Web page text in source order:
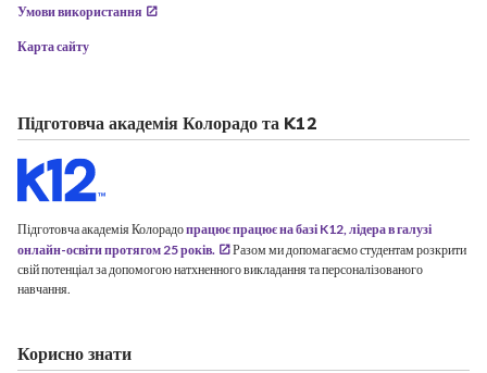
Умови використання
Карта сайту
Підготовча академія Колорадо та K12
Підготовча академія Колорадопрацює працює на базі K12, лідера в галузі
онлайн-освіти протягом 25 років.
Разом ми допомагаємо студентам розкрити
свій потенціал за допомогою натхненного викладання та персоналізованого
навчання.
Корисно знати